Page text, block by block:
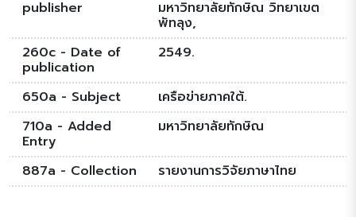
publisher มหาวิทยาลัยทักษิณ วิทยาเขต
พัทลุง,
260c - Date of
publication
2549.
650a - Subject
เครือข่ายภาคใต้.
710a - Added
Entry
มหาวิทยาลัยทักษิณ
887a - Collection รายงานการวิจัยภาษาไทย